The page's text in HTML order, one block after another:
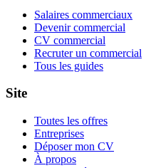
Salaires commerciaux
Devenir commercial
CV commercial
Recruter un commercial
Tous les guides
Site
Toutes les offres
Entreprises
Déposer mon CV
À propos